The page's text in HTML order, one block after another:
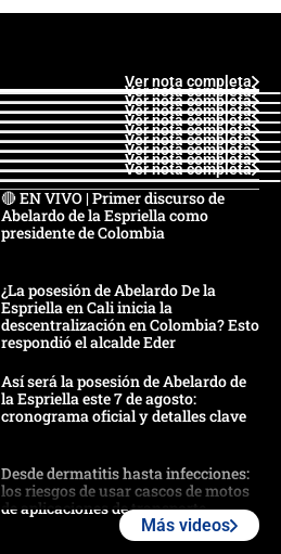
Ver nota completa
Ver nota completa
Ver nota completa
Ver nota completa
Ver nota completa
Ver nota completa
Ver nota completa
Ver nota completa
Ver nota completa
Ver nota completa
🔴 EN VIVO | Primer discurso de
Abelardo de la Espriella como
presidente de Colombia
¿La posesión de Abelardo De la
Espriella en Cali inicia la
descentralización en Colombia? Esto
respondió el alcalde Eder
Así será la posesión de Abelardo de
la Espriella este 7 de agosto:
cronograma oficial y detalles clave
Desde dermatitis hasta infecciones:
los riesgos de usar cascos de motos
de aplicaciones de transporte
Más videos